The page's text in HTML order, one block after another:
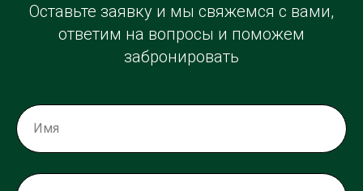
Оставьте заявку и мы свяжемся с вами,
ответим на вопросы и поможем
забронировать